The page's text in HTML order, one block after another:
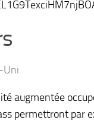
Uni
augmentée
permettront par